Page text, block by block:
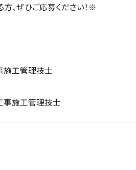
、ぜひご応募ください！※
施工管理技士
事施工管理技士